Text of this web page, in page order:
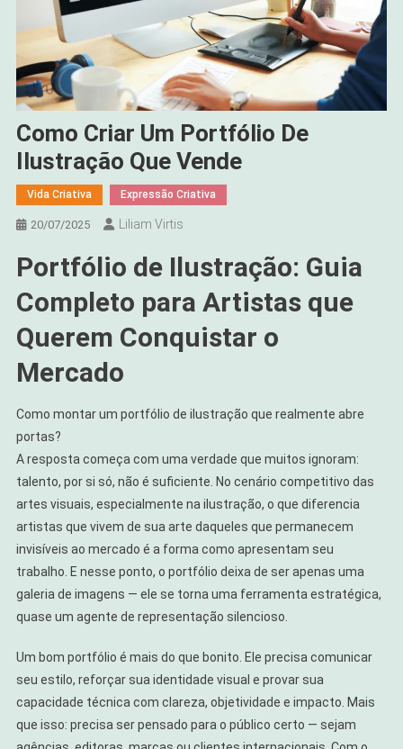
Como Criar Um Portfólio De
Ilustração Que Vende
Vida Criativa Expressão Criativa
20/07/2025 Liliam Virtis
Portfólio de Ilustração: Guia
Completo para Artistas que
Querem Conquistar o
Mercado
Como montar um portfólio de ilustração que realmente abre
portas?
A resposta começa com uma verdade que muitos ignoram:
talento, por si só, não é suficiente. No cenário competitivo das
artes visuais, especialmente na ilustração, o que diferencia
artistas que vivem de sua arte daqueles que permanecem
invisíveis ao mercado é a forma como apresentam seu
trabalho. E nesse ponto, o portfólio deixa de ser apenas uma
galeria de imagens — ele se torna uma ferramenta estratégica,
quase um agente de representação silencioso.
Um bom portfólio é mais do que bonito. Ele precisa comunicar
seu estilo, reforçar sua identidade visual e provar sua
capacidade técnica com clareza, objetividade e impacto. Mais
que isso: precisa ser pensado para o público certo — sejam